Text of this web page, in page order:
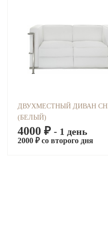
ДВУХМЕСТНЫЙ ДИВАН
(БЕЛЫЙ)
4000 ₽ - 1 день
2000 ₽ со второго дня